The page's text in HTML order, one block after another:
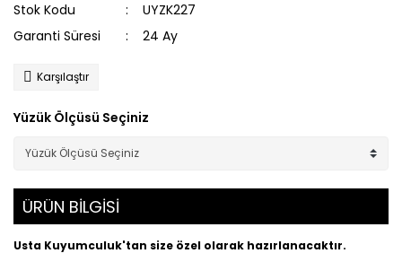
Stok Kodu
UYZK227
Garanti Süresi
24 Ay
Karşılaştır
Yüzük Ölçüsü Seçiniz
ÜRÜN BİLGİSİ
Usta Kuyumculuk'tan size özel olarak hazırlanacaktır.